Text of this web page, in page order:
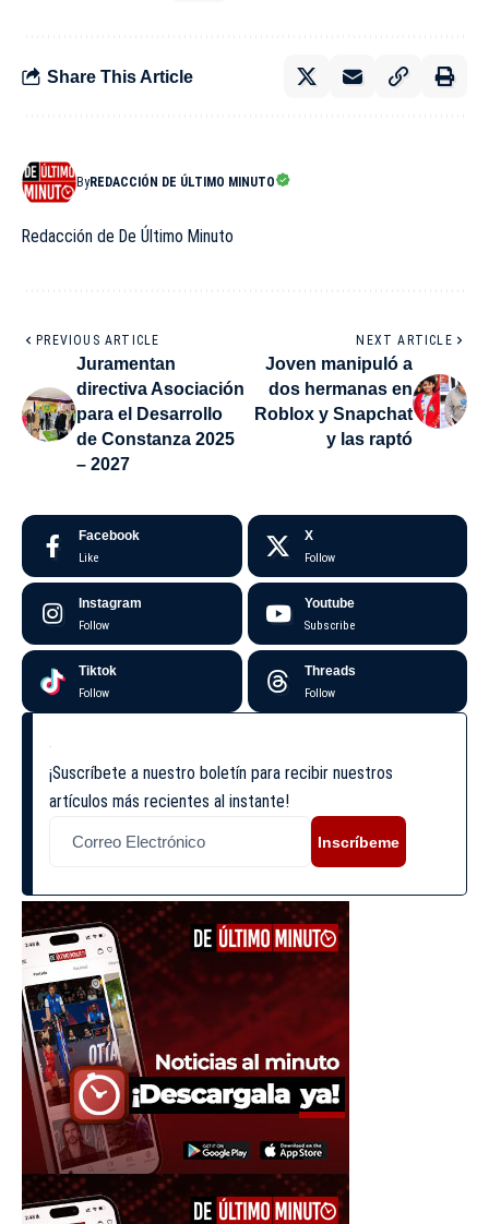
Share This Article
ByREDACCIÓN DE ÚLTIMO MINUTO
Redacción de De Último Minuto
PREVIOUS ARTICLE
Juramentan
directiva Asociación
para el Desarrollo
de Constanza 2025
– 2027
NEXT ARTICLE
Joven manipuló a
dos hermanas en
Roblox y Snapchat
y las raptó
Facebook
Like
X
Follow
Instagram
Follow
Youtube
Subscribe
Tiktok
Follow
Threads
Follow
¡Suscríbete a nuestro boletín para recibir nuestros
artículos más recientes al instante!
Inscríbeme